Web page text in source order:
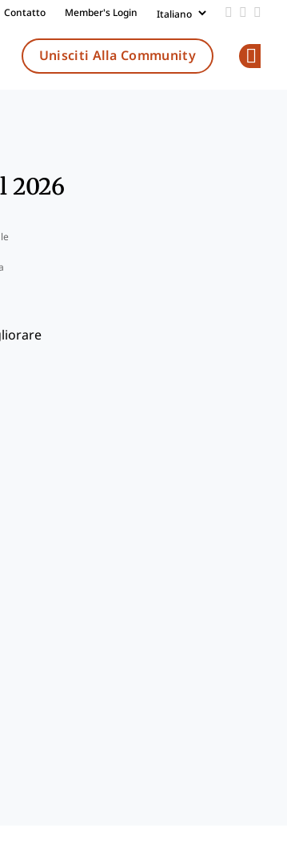
Contatto Member's Login Add us
Follow
Unisciti Alla Community
2026